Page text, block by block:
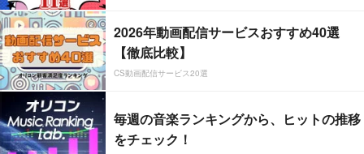
2026年動画配信サービスおすすめ40選
【徹底比較】
CS動画配信サービス20選
毎週の音楽ランキングから、ヒットの推移
をチェック！